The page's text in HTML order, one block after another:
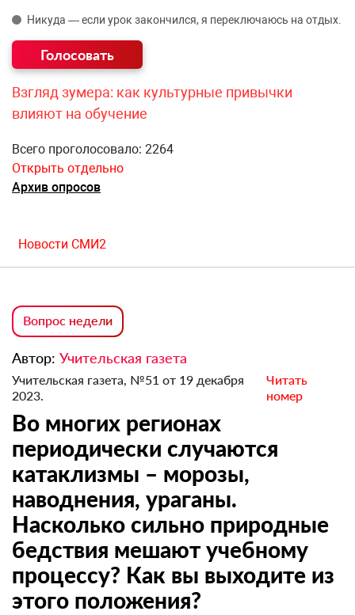
Никуда — если урок закончился, я переключаюсь на отдых.
Взгляд зумера: как культурные привычки
влияют на обучение
Всего проголосовало: 2264
Открыть отдельно
Архив опросов
Новости СМИ2
Вопрос недели
Автор: Учительская газета
Учительская газета, №51 от 19 декабря
2023.
Читать
номер
Во многих регионах
периодически случаются
катаклизмы – морозы,
наводнения, ураганы.
Насколько сильно природные
бедствия мешают учебному
процессу? Как вы выходите из
этого положения?